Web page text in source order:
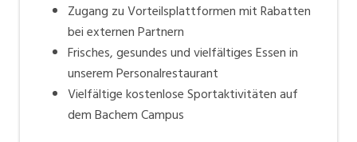
Zugang zu Vorteilsplattformen mit Rabatten
bei externen Partnern
Frisches, gesundes und vielfältiges Essen in
unserem Personalrestaurant
Vielfältige kostenlose Sportaktivitäten auf
dem Bachem Campus